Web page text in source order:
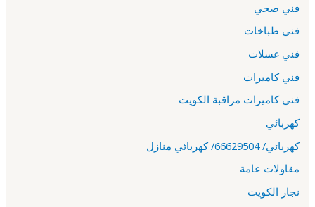
فني صحي
فني طباخات
فني غسلات
فني كاميرات
فني كاميرات مراقبة الكويت
كهربائي
كهربائي/ 66629504/ كهربائي منازل
مقاولات عامة
نجار الكويت